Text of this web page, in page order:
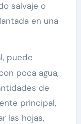
salvaje o
en una
puede
poca agua,
de
principal,
las hojas,